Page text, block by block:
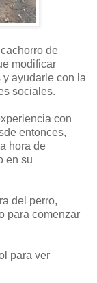
de
modificar
ayudarle con la
sociales.
con
entonces,
hora de
en su
del perro,
para comenzar
para ver